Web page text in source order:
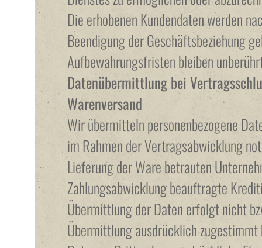
Die erhobenen Kundendaten werden
Beendigung der Geschäftsbeziehung
Aufbewahrungsfristen bleiben
Datenübermittlung bei
Warenversand
Wir übermitteln personenbezogene
im Rahmen der Vertragsabwicklung
Lieferung der Ware betrauten
Zahlungsabwicklung beauftragte
Übermittlung der Daten erfolgt nicht
Übermittlung ausdrücklich zugestimmt